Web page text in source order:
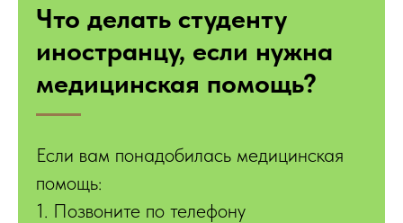
Что делать студенту
иностранцу, если нужна
медицинская помощь?
Если вам понадобилась медицинская
помощь:
1. Позвоните по телефону